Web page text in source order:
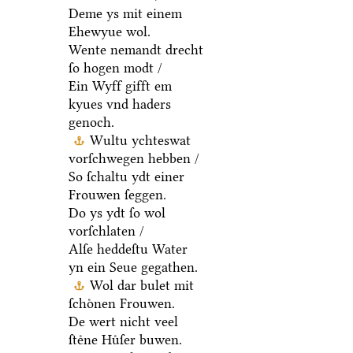
Deme ys mit einem
Ehewyue wol.
Wente nemandt drecht
ſo hogen modt /
Ein Wyff gifft em
kyues vnd haders
genoch.
Wultu ychteswat
vorſchwegen hebben /
So ſchaltu ydt einer
Frouwen ſeggen.
Do ys ydt ſo wol
vorſchlaten /
Alſe heddeſtu Water
yn ein Seue gegathen.
Wol dar bulet mit
ſchoͤnen Frouwen.
De wert nicht veel
ſteͤne Huͤſer buwen.